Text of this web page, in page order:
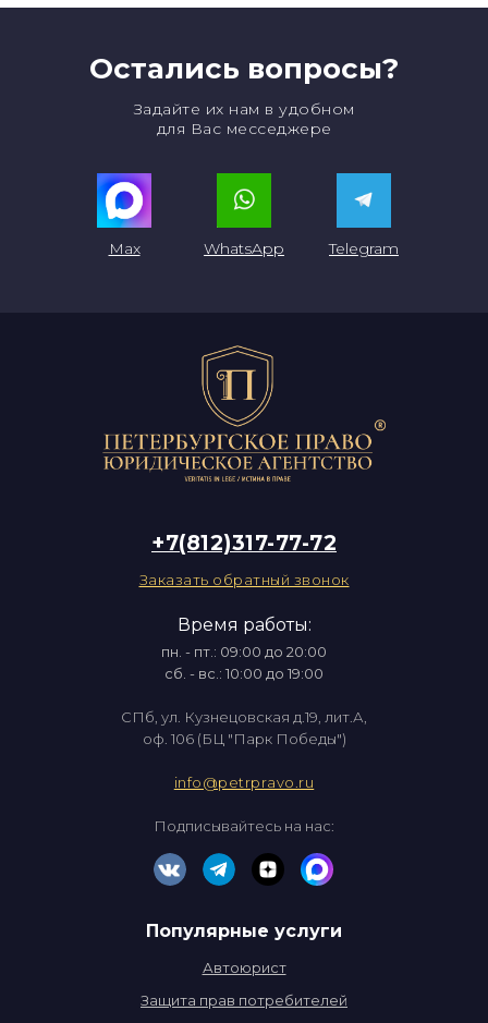
Остались вопросы?
Задайте их нам в удобном
для Вас месседжере
WhatsApp
Max Telegram
Популярные услуги
Автоюрист
Защита прав потребителей
+7(812)317-77-72
Время работы:
сб. - вс.: 10:00 до 19:00
СПб, ул. Кузнецовская д.19, лит.А,
оф. 106 (БЦ "Парк Победы")
info@petrpravo.ru
пн. - пт.: 09:00 до 20:00
Заказать обратный звонок
Подписывайтесь на нас: